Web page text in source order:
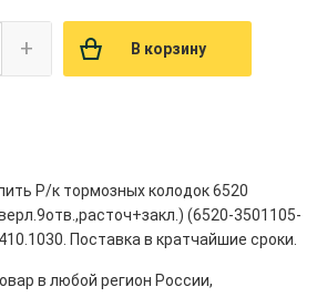
+ В корзину
Р/к тормозных колодок 6520
(6520-3501105-
Поставка в кратчайшие сроки.
в любой регион России,